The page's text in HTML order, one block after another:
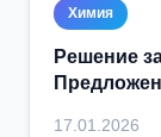
Химия
Решение
17.01.2026